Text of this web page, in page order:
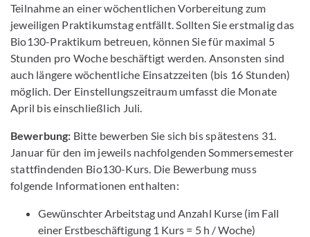
Teilnahme an einer wöchentlichen Vorbereitung zum
jeweiligen Praktikumstag entfällt. Sollten Sie erstmalig das
Bio130-Praktikum betreuen, können Sie für maximal 5
Stunden pro Woche beschäftigt werden. Ansonsten sind
auch längere wöchentliche Einsatzzeiten (bis 16 Stunden)
möglich. Der Einstellungszeitraum umfasst die Monate
April bis einschließlich Juli.
Bewerbung: Bitte bewerben Sie sich bis spätestens 31.
Januar für den im jeweils nachfolgenden Sommersemester
stattfindenden Bio130-Kurs. Die Bewerbung muss
folgende Informationen enthalten:
Gewünschter Arbeitstag und Anzahl Kurse (im Fall
einer Erstbeschäftigung 1 Kurs = 5 h / Woche)